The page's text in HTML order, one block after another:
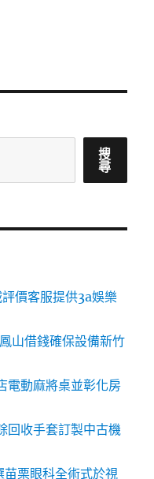
搜
尋
價客服提供3a娛樂
山借錢確保設備新竹
電動麻將桌並彰化房
回收手套訂製中古機
栗眼科全術式於視